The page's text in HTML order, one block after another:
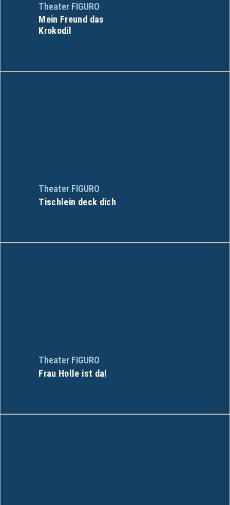
Theater FIGURO
Mein Freund das
Krokodil
Theater FIGURO
Tischlein deck dich
Theater FIGURO
Frau Holle ist da!